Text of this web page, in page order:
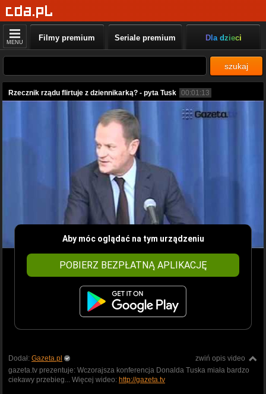
MENU Filmy premium Seriale premium Dla dzieci
szukaj
Rzecznik rządu flirtuje z dziennikarką? - pyta Tusk 00:01:13
Aby móc oglądać na tym urządzeniu
POBIERZ BEZPŁATNĄ APLIKACJĘ
zwiń opis video
Dodał: Gazeta.pl
gazeta.tv prezentuje: Wczorajsza konferencja Donalda Tuska miała bardzo
ciekawy przebieg... Więcej wideo: http://gazeta.tv